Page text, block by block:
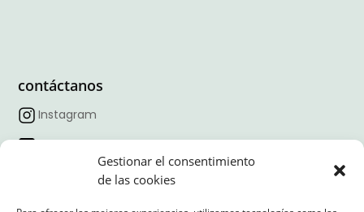
Gestionar el consentimiento
de las cookies
contáctanos
Instagram
Facebook
Linkedin